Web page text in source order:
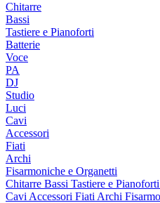
Chitarre
Bassi
Tastiere e Pianoforti
Batterie
Voce
PA
DJ
Studio
Luci
Cavi
Accessori
Fiati
Archi
Fisarmoniche e Organetti
Chitarre Bassi Tastiere e Pianoforti
Cavi Accessori Fiati Archi